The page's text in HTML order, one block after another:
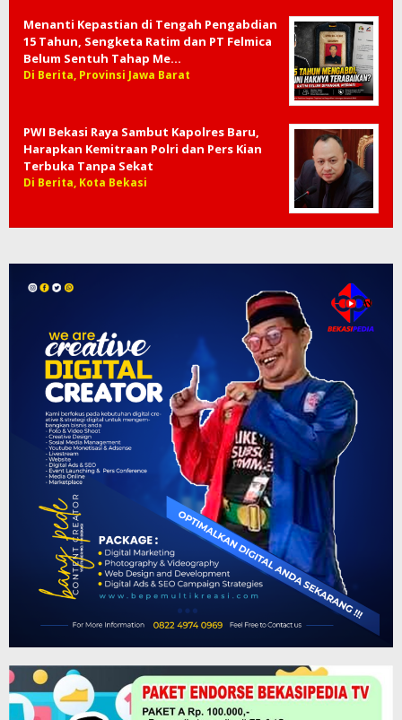
Menanti Kepastian di Tengah Pengabdian
15 Tahun, Sengketa Ratim dan PT Felmica
Belum Sentuh Tahap Me…
Di Berita, Provinsi Jawa Barat
PWI Bekasi Raya Sambut Kapolres Baru,
Harapkan Kemitraan Polri dan Pers Kian
Terbuka Tanpa Sekat
Di Berita, Kota Bekasi